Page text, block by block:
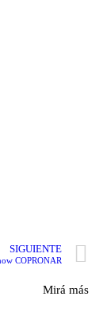
SIGUIENTE
COPRONAR
Mirá más